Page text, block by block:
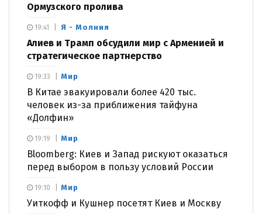
Ормузского пролива
Я - Молния
Алиев и Трамп обсудили мир с Арменией и
стратегическое партнерство
19:41
Мир
В Китае эвакуировали более 420 тыс.
человек из-за приближения тайфуна
«Долфин»
19:33
Мир
Bloomberg: Киев и Запад рискуют оказаться
перед выбором в пользу условий России
19:19
Мир
Уиткофф и Кушнер посетят Киев и Москву
19:10